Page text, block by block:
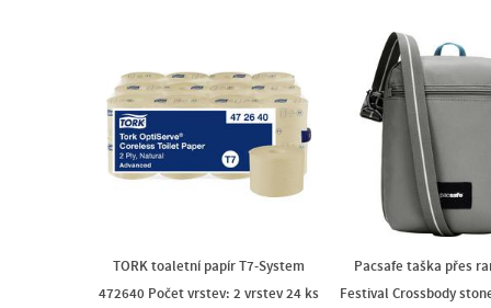
TORK toaletní papír T7-System
472640 Počet vrstev: 2 vrstev 24 ks
Pacsafe taška přes
Festival Crossbody